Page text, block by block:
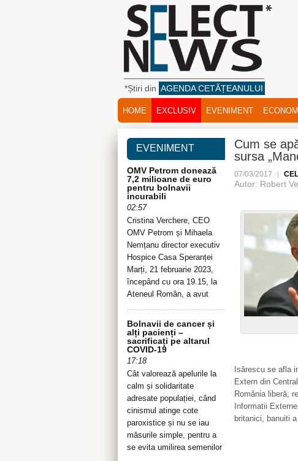
*Știri din AGENDA CETĂȚEANULUI
HOME EXCLUSIV EVENIMENT
Cum se
sursa
07/03/2017
Autor: Robert
Isărescu se afla
Extern din
România liberă,
Informatii
britanici, banuiti
EVENIMENT
OMV Petrom donează
7,2 milioane de euro
pentru bolnavii
incurabili
02:57
Cristina Verchere, CEO
OMV Petrom și Mihaela
Nemțanu director executiv
Hospice Casa Speranței
Marți, 21 februarie 2023,
începând cu ora 19.15, la
Ateneul Român, a avut
Bolnavii de cancer și
alți pacienți –
sacrificați pe altarul
COVID-19
17:18
Cât valorează apelurile la
calm și solidaritate
adresate populației, când
cinismul atinge cote
paroxistice și nu se iau
măsurile simple, pentru a
se evita umilirea semenilor